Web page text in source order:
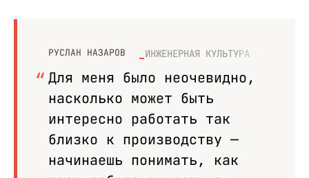
РУСЛАН НАЗАРОВ ИНЖЕНЕРНАЯ КУЛЬТУРА
Для меня было неочевидно,
насколько может быть
интересно работать так
близко к производству —
начинаешь понимать, как